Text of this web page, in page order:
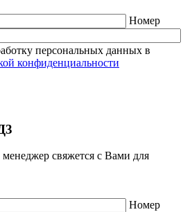
Номер
персональных данных в
конфиденциальности
свяжется с Вами для
Номер